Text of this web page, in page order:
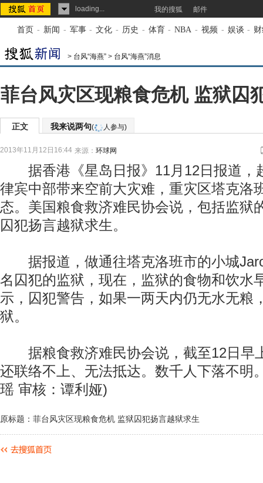
loading... 我的搜狐 邮件
首页 - 新闻 - 军事 - 文化 - 历史 - 体育 - NBA - 视频 - 娱谈 -
> 台风“海燕” > 台风“海燕”消息
菲台风灾区现粮食危机 监狱囚
正文 我来说两句( 人参与)
2013年11月12日16:44 来源： 环球网
据香港《星岛日报》11月12日报道，
律宾中部带来空前大灾难，重灾区塔克洛
态。美国粮食救济难民协会说，包括监狱
囚犯扬言越狱求生。
据报道，做通往塔克洛班市的小城
名囚犯的监狱，现在，监狱的食物和饮水
示，囚犯警告，如果一两天内仍无水无粮
狱。
据粮食救济难民协会说，截至12日早
还联络不上、无法抵达。数千人下落不明
瑶 审核：谭利娅)
原标题：菲台风灾区现粮食危机 监狱囚犯扬言越狱求生